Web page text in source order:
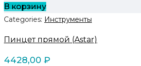
В корзину
Categories: Инструменты
Пинцет прямой (Astar)
4428,00 ₽